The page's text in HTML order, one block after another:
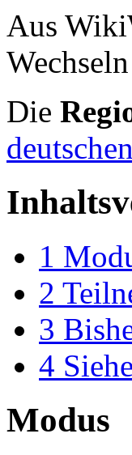
Aus
Die
1
2
3
4
Modus